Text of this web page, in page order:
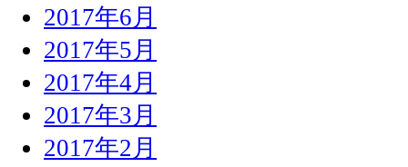
2017年6月
2017年5月
2017年4月
2017年3月
2017年2月